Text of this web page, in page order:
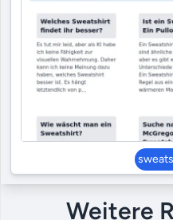
Weitere